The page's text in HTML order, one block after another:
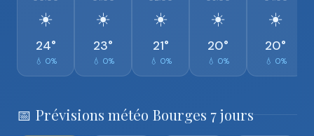
☀️
24°
💧 0%
☀️
23°
💧 0%
☀️
21°
💧 0%
☀️
20°
💧 0%
☀️
20°
💧 0%
📅 Prévisions météo Bourges 7 jours